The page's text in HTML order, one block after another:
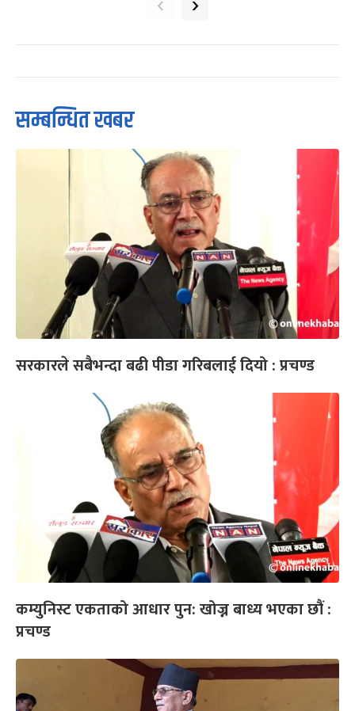
सम्बन्धित खबर
सरकारले सबैभन्दा बढी पीडा गरिबलाई दियो : प्रचण्ड
कम्युनिस्ट एकताको आधार पुन: खोज्न बाध्य भएका छौं :
प्रचण्ड